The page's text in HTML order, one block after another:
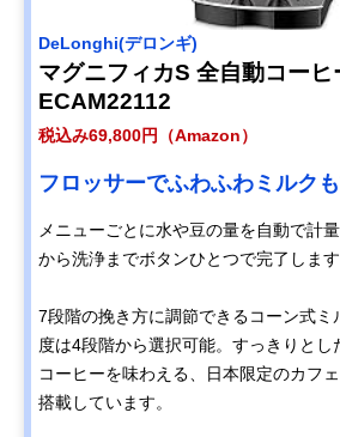
‎DeLonghi(デロンギ)
マグニフィカS 全自動コーヒ
ECAM22112
税込み69,800円（Amazon）
フロッサーでふわふわミルク
メニューごとに水や豆の量を自動で計
から洗浄までボタンひとつで完了します
7段階の挽き方に調節できるコーン式ミ
度は4段階から選択可能。すっきりとし
コーヒーを味わえる、日本限定のカフ
搭載しています。